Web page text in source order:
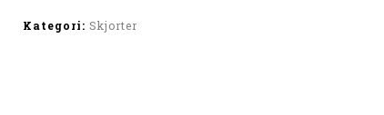
Kategori: Skjorter